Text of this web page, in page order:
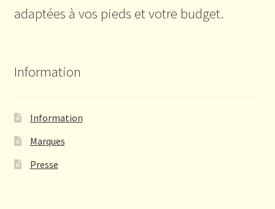
adaptées à vos pieds et votre budget.
Information
Information
Marques
Presse